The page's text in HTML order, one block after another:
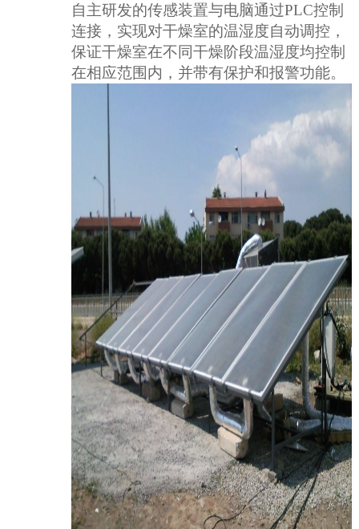
自主研发的传感装置与电脑通过PLC控制
连接，实现对干燥室的温湿度自动调控，
保证干燥室在不同干燥阶段温湿度均控制
在相应范围内，并带有保护和报警功能。